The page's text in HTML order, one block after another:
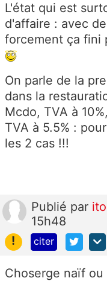
L'état qui est
d'affaire : avec
forcement ça fini
On parle de la
dans la
Mcdo, TVA à
TVA à 5.5% :
les 2 cas !!!
Publié par
15h48
!
citer
Choserge naïf ou